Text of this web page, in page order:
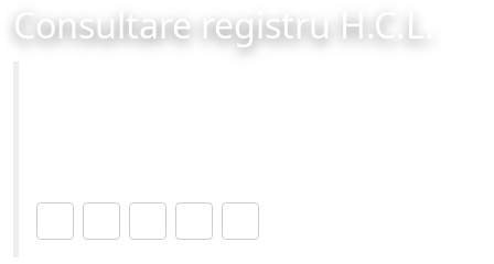
Consultare registru H.C.L.